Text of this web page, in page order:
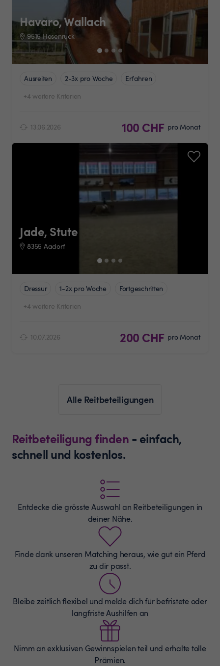
Havaro, Wallach
9515 Hosenruck
Ausreiten 2-3x pro Woche
Erfahren
+4 weitere Kriterien
13.06.2026 100 CHF pro Monat
Jade, Stute
8355 Aadorf
Dressur 1-2x pro Woche
Fortgeschritten
+4 weitere Kriterien
10.07.2026 200 CHF pro Monat
Alle Reitbeteiligungen
Reitbeteiligung finden - einfach,
schnell und kostenlos.
Entdecke die grösste Auswahl an Reitbeteiligungen in
deiner Nähe.
Finde dank unseren Matching heraus, wie gut ein Pferd
zu dir passt.
Bleibe zeitlich flexibel und melde dich für befristete oder
langfriste Aushilfen an
Nimm an exklusiven Gewinnspielen teil und erhalte tolle
Prämien.